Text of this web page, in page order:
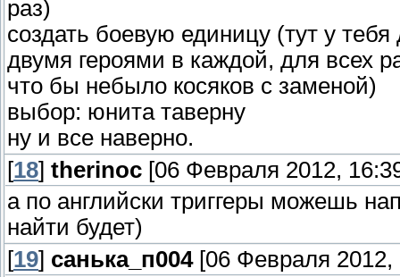
раз)
создать боевую единицу (тут у
двумя героями в каждой, для всех
что бы небыло косяков с заменой)
выбор: юнита таверну
ну и все наверно.
[18] therinoc [06 Февраля 2012,
а по английски триггеры можешь
найти будет)
[19] санька_п004[06 Февраля 2012,